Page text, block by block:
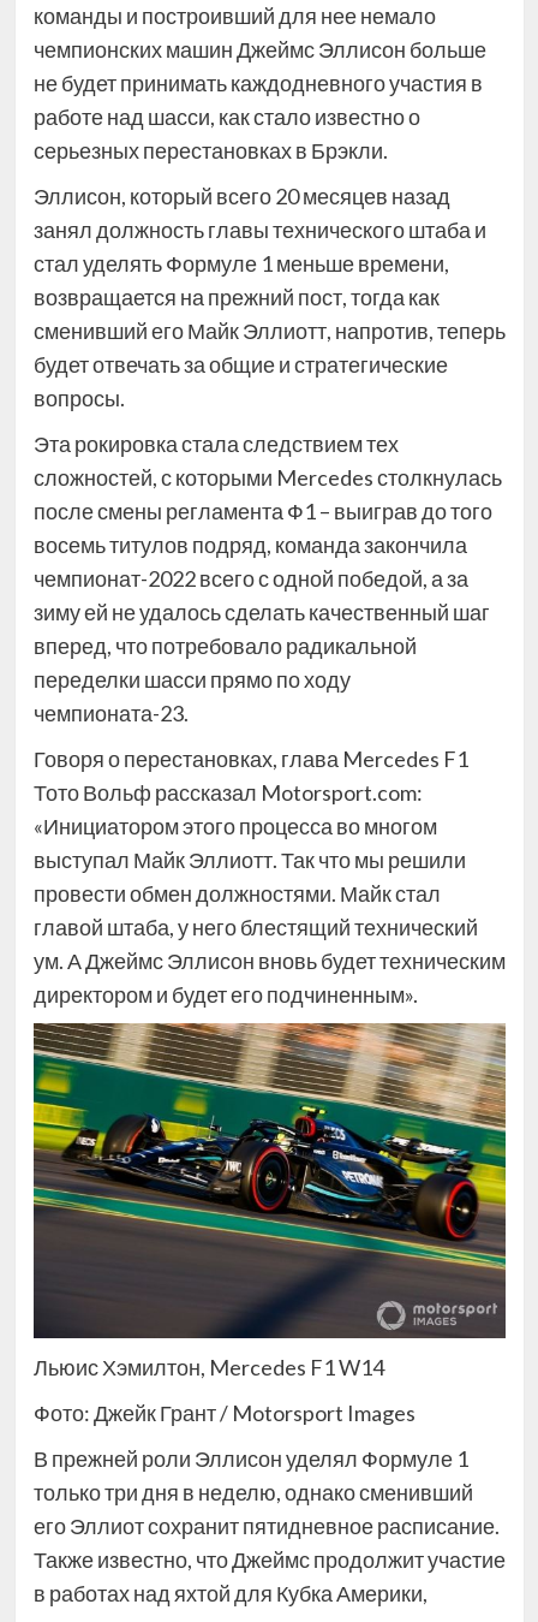
команды и построивший для нее немало
чемпионских машин Джеймс Эллисон больше
не будет принимать каждодневного участия в
работе над шасси, как стало известно о
серьезных перестановках в Брэкли.
Эллисон, который всего 20 месяцев назад
занял должность главы технического штаба и
стал уделять Формуле 1 меньше времени,
возвращается на прежний пост, тогда как
сменивший его Майк Эллиотт, напротив, теперь
будет отвечать за общие и стратегические
вопросы.
Эта рокировка стала следствием тех
сложностей, с которыми Mercedes столкнулась
после смены регламента Ф1 – выиграв до того
восемь титулов подряд, команда закончила
чемпионат-2022 всего с одной победой, а за
зиму ей не удалось сделать качественный шаг
вперед, что потребовало радикальной
переделки шасси прямо по ходу
чемпионата-23.
Говоря о перестановках, глава Mercedes F1
Тото Вольф рассказал Motorsport.com:
«Инициатором этого процесса во многом
выступал Майк Эллиотт. Так что мы решили
провести обмен должностями. Майк стал
главой штаба, у него блестящий технический
ум. А Джеймс Эллисон вновь будет техническим
директором и будет его подчиненным».
Льюис Хэмилтон, Mercedes F1 W14
Фото: Джейк Грант / Motorsport Images
В прежней роли Эллисон уделял Формуле 1
только три дня в неделю, однако сменивший
его Эллиот сохранит пятидневное расписание.
Также известно, что Джеймс продолжит участие
в работах над яхтой для Кубка Америки,